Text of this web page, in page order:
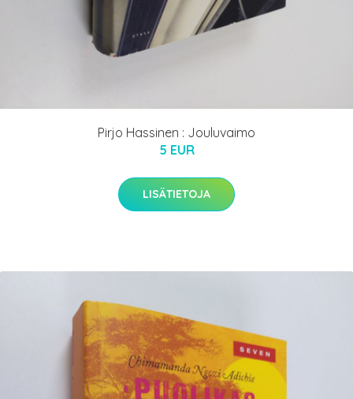
Pirjo Hassinen : Jouluvaimo
5 EUR
LISÄTIETOJA